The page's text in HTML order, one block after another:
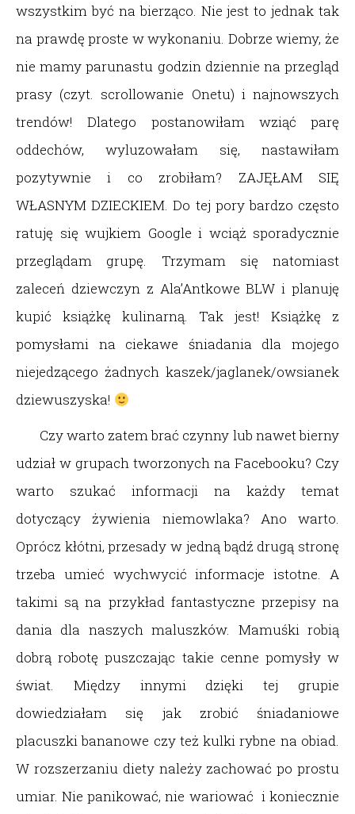
wszystkim być na bierząco. Nie jest to jednak tak
na prawdę proste w wykonaniu. Dobrze wiemy, że
nie mamy parunastu godzin dziennie na przegląd
prasy (czyt. scrollowanie Onetu) i najnowszych
trendów! Dlatego postanowiłam wziąć parę
oddechów, wyluzowałam się, nastawiłam
pozytywnie i co zrobiłam? ZAJĘŁAM SIĘ
WŁASNYM DZIECKIEM. Do tej pory bardzo często
ratuję się wujkiem Google i wciąż sporadycznie
przeglądam grupę. Trzymam się natomiast
zaleceń dziewczyn z Ala’Antkowe BLW i planuję
kupić książkę kulinarną. Tak jest! Książkę z
pomysłami na ciekawe śniadania dla mojego
niejedzącego żadnych kaszek/jaglanek/owsianek
dziewuszyska!
Czy warto zatem brać czynny lub nawet bierny
udział w grupach tworzonych na Facebooku? Czy
warto szukać informacji na każdy temat
dotyczący żywienia niemowlaka? Ano warto.
Oprócz kłótni, przesady w jedną bądź drugą stronę
trzeba umieć wychwycić informacje istotne. A
takimi są na przykład fantastyczne przepisy na
dania dla naszych maluszków. Mamuśki robią
dobrą robotę puszczając takie cenne pomysły w
świat. Między innymi dzięki tej grupie
dowiedziałam się jak zrobić śniadaniowe
placuszki bananowe czy też kulki rybne na obiad.
W rozszerzaniu diety należy zachować po prostu
umiar. Nie panikować, nie wariować i koniecznie